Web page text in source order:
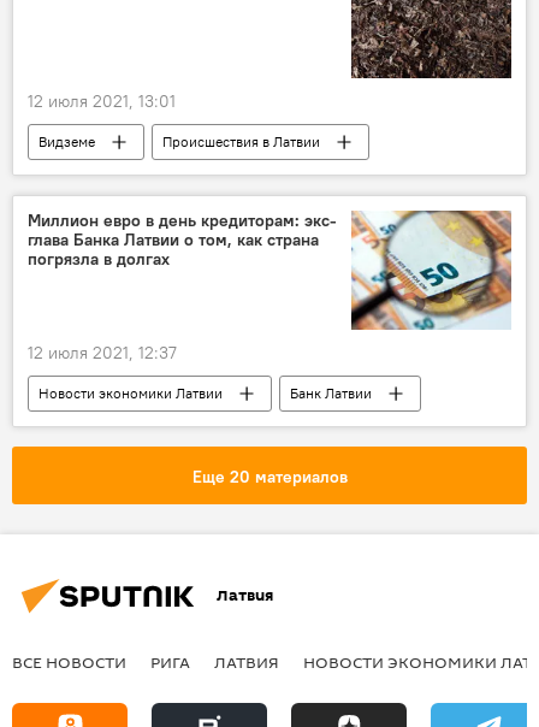
12 июля 2021, 13:01
Видземе Происшествия в Латвии
Миллион евро в день кредиторам: экс-
глава Банка Латвии о том, как страна
погрязла в долгах
12 июля 2021, 12:37
Новости экономики Латвии
Банк Латвии
долг
Еще 20 материалов
Латвия
ВСЕ НОВОСТИ РИГА ЛАТВИЯ НОВОСТИ ЭКОНОМИКИ